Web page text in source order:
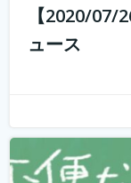
【2020/07/
ュース
う思う方も多い